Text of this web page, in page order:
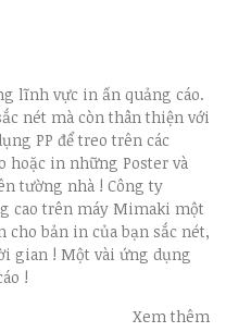
lĩnh vực in ấn quảng cáo.
nét mà còn thân thiện với
PP để treo trên các
hoặc in những Poster và
tường nhà ! Công ty
cao trên máy Mimaki một
bản in của bạn sắc nét,
gian ! Một vài ứng dụng
!
Xem thêm